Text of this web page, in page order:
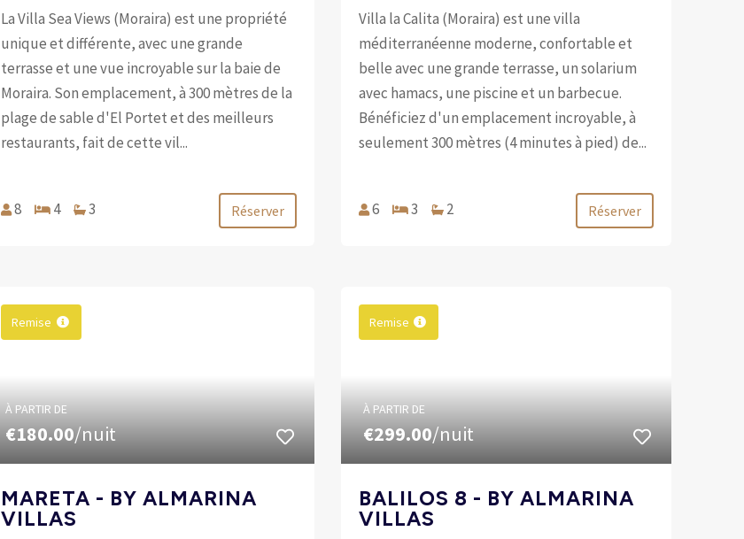
La Villa Sea Views (Moraira) est une propriété
unique et différente, avec une grande
terrasse et une vue incroyable sur la baie de
Moraira. Son emplacement, à 300 mètres de la
plage de sable d'El Portet et des meilleurs
restaurants, fait de cette vil...
8 4 3 Réserver
Villa la Calita (Moraira) est une villa
méditerranéenne moderne, confortable et
belle avec une grande terrasse, un solarium
avec hamacs, une piscine et un barbecue.
Bénéficiez d'un emplacement incroyable, à
seulement 300 mètres (4 minutes à pied) de...
6 3 2 Réserver
Remise
À PARTIR DE
€180.00/nuit
MARETA - BY ALMARINA
VILLAS
Remise
À PARTIR DE
€299.00/nuit
BALILOS 8 - BY ALMARINA
VILLAS